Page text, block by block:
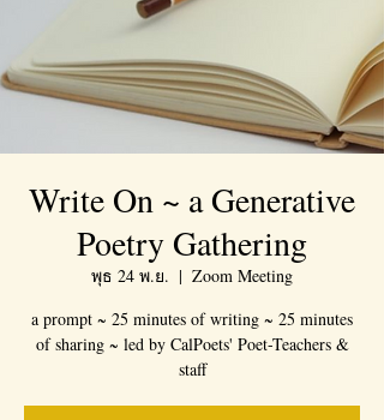
Write On ~ a Generative
Poetry Gathering
พุธ 24 พ.ย.
  |
Zoom Meeting
a prompt ~ 25 minutes of writing ~ 25 minutes
of sharing ~ led by CalPoets' Poet-Teachers &
staff